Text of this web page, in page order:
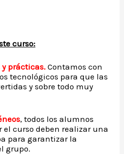
curso:
y prácticas.Contamos con
tecnológicos para que las
y sobre todo muy
, todos los alumnos
curso deben realizar una
para garantizar la
grupo.